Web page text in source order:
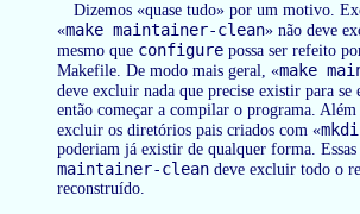
Dizemos «quase tudo» por um motivo.
«make maintainer-clean» não deve
mesmo que configure possa ser refeito
Makefile. De modo mais geral, «make
deve excluir nada que precise existir para se
então começar a compilar o programa. Além
excluir os diretórios pais criados com «
poderiam já existir de qualquer forma. Essas
maintainer-clean deve excluir todo o
reconstruído.